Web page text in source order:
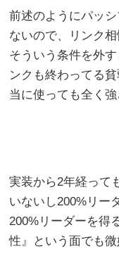
前述のようにパッ
ないので、リンク
そういう条件を外
ンクも終わってる
当に使っても全く
実装から2年経って
いないし200%リー
200%リーダーを得
性』という面でも微